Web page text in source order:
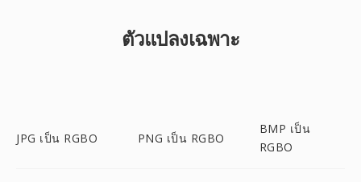
ตัวแปลงเฉพาะ
JPG เป็น RGBO PNG เป็น RGBO
BMP เป็น
RGBO